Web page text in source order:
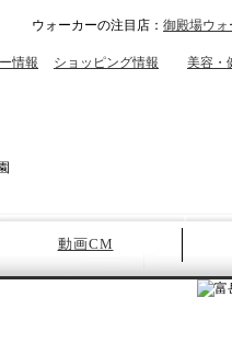
ウォーカーの注目店： 御殿場ウ
情報 ショッピング情報 美容・
動画CM